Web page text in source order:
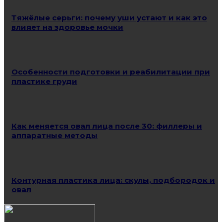
Тяжёлые серьги: почему уши устают и как это
влияет на здоровье мочки
Особенности подготовки и реабилитации при
пластике груди
Как меняется овал лица после 30: филлеры и
аппаратные методы
Контурная пластика лица: скулы, подбородок и
овал